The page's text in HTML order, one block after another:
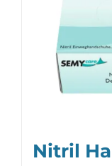
Nitril